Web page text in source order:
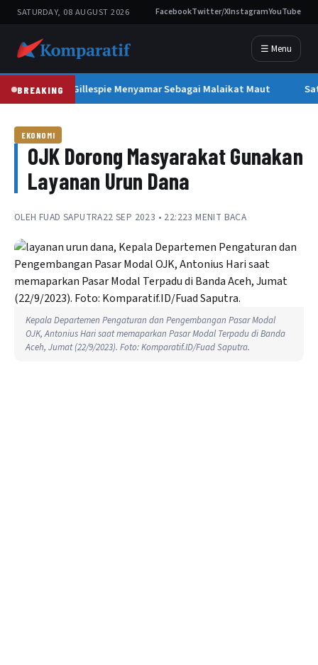
SATURDAY, 08 AUGUST 2026 FacebookTwitter/XInstagramYouTube
☰ Menu
BREAKINGLeon Gillespie Menyamar Sebagai Malaikat Maut
EKONOMI
OJK Dorong Masyarakat Gunakan
Layanan Urun Dana
OLEH FUAD SAPUTRA22 SEP 2023 • 22:223 MENIT BACA
Kepala Departemen Pengaturan dan Pengembangan Pasar Modal
OJK, Antonius Hari saat memaparkan Pasar Modal Terpadu di Banda
Aceh, Jumat (22/9/2023). Foto: Komparatif.ID/Fuad Saputra.